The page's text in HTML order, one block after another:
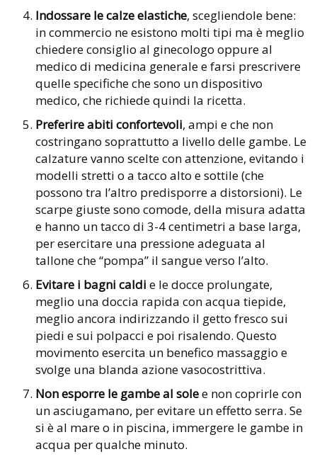
Indossare le calze elastiche, scegliendole bene:
in commercio ne esistono molti tipi ma è meglio
chiedere consiglio al ginecologo oppure al
medico di medicina generale e farsi prescrivere
quelle specifiche che sono un dispositivo
medico, che richiede quindi la ricetta.
Preferire abiti confortevoli, ampi e che non
costringano soprattutto a livello delle gambe. Le
calzature vanno scelte con attenzione, evitando i
modelli stretti o a tacco alto e sottile (che
possono tra l’altro predisporre a distorsioni). Le
scarpe giuste sono comode, della misura adatta
e hanno un tacco di 3-4 centimetri a base larga,
per esercitare una pressione adeguata al
tallone che “pompa” il sangue verso l’alto.
Evitare i bagni caldi e le docce prolungate,
meglio una doccia rapida con acqua tiepide,
meglio ancora indirizzando il getto fresco sui
piedi e sui polpacci e poi risalendo. Questo
movimento esercita un benefico massaggio e
svolge una blanda azione vasocostrittiva.
Non esporre le gambe al solee non coprirle con
un asciugamano, per evitare un effetto serra. Se
si è al mare o in piscina, immergere le gambe in
acqua per qualche minuto.